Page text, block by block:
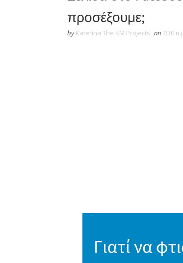
προσέξουμε;
by Katerina The KM Projects on 7:30